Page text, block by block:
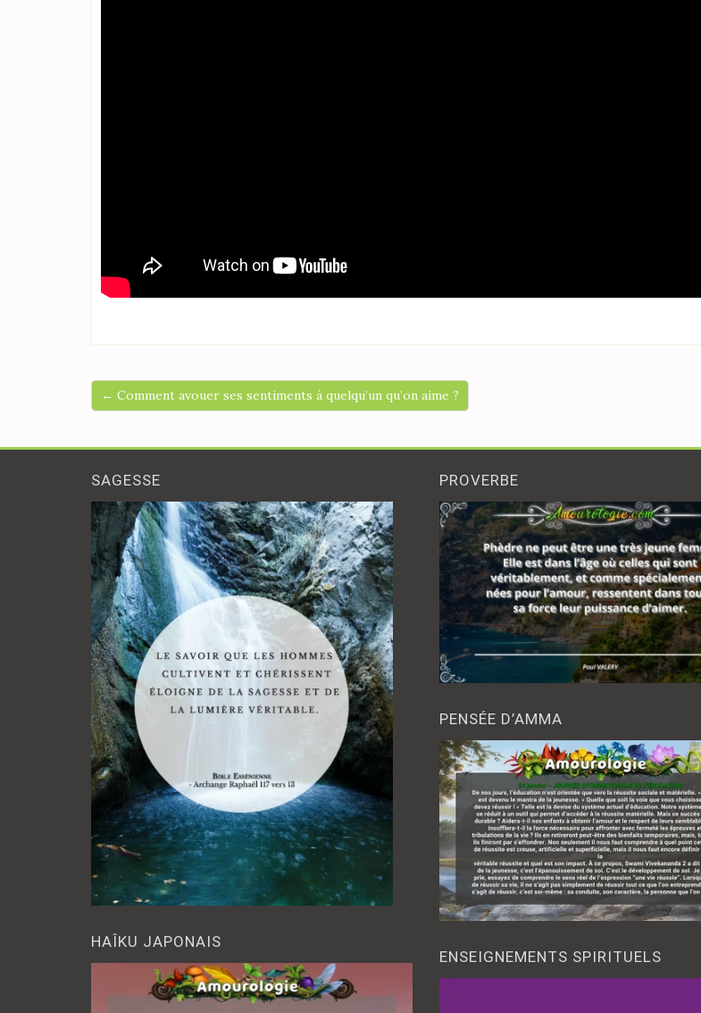
← Comment avouer ses sentiments à quelqu’un qu’on aime ?
SAGESSE
HAÎKU JAPONAIS
PROVERBE
PENSÉE D’AMMA
ENSEIGNEMENTS SPIRITUELS